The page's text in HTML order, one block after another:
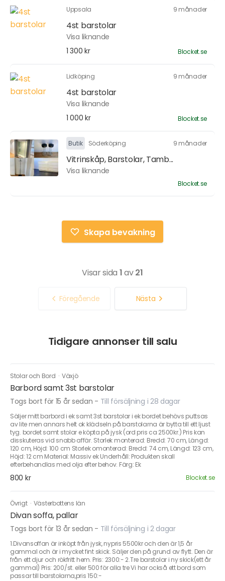
Uppsala 9 månader
4st barstolar
Visa liknande
1 300 kr
Blocket.se
Lidköping 9 månader
4st barstolar
Visa liknande
1 000 kr
Blocket.se
Butik Söderköping 9 månader
Vitrinskåp, Barstolar, Tamb...
Visa liknande
Blocket.se
Skapa bevakning
Visar sida 1av21
Föregående Nästa
Tidigare annonser till salu
Stolar och Bord ·Växjö
Barbord samt 3st barstolar
Togs bort för 15 år sedan - Till försäljning i 28 dagar
Säljer mitt barbord i ek samt 3st barstolar i ek bordet behövs puttsas
av lite men annars helt ok klädseln på barstolarna är bytta till ett ljust
tyg. bordet samt stolar e köpta på jysk (ord pris ca 2500kr.) Pris kan
disskuteras vid snabb affär. Storlek monterad: Bredd: 70 cm, Längd:
120 cm, Höjd: 100 cm Storlek omonterad: Bredd: 74 cm, Längd: 123 cm,
Höjd: 12 cm Material: Massiv ek Underhåll: Produkten skall
efterbehandlas med olja efter behov. Färg: Ek
800 kr Blocket.se
Övrigt · Västerbottens län
Divan soffa, pallar
Togs bort för 13 år sedan - Till försäljning i 2 dagar
1.Divansoffan är inköpt från jysk, nypris 5500kr och den är 1,5 år
gammal och är i mycket fint skick. Säljer den på grund av flytt. Den är
från ett djur och rökfritt hem. Pris: 2300:- 2.Tre barstolar i ny skick(ett år
gammal) Pris: 200/st. eller 500 för alla tre Vi har också ett bord som
passar till barstolarna,pris 150:-